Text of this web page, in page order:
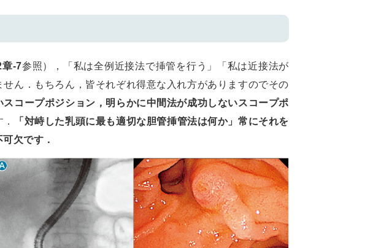
章-7参照），「私は全例近接法で挿管を行う」「私は近接法が
ん．もちろん，皆それぞれ得意な入れ方がありますのでその
コープポジション，明らかに中間法が成功しないスコープポ
「対峙した乳頭に最も適切な胆管挿管法は何か」常にそれを
欠です．